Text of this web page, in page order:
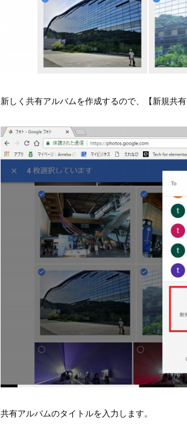
新しく共有アルバムを作成するので、【新規共
共有アルバムのタイトルを入力します。